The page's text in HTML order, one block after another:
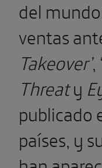
del
ventas
Takeover’, ‘
Threaty
publicado
países, y